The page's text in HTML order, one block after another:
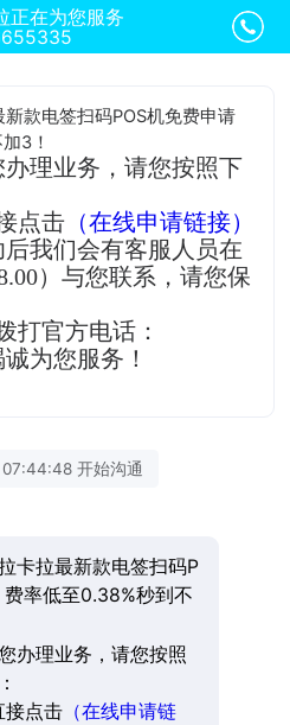
正在为您服务
款电签扫码POS机免费申请
3！
理业务，请您按照下
点击 （在线申请链接）
我们会有客服人员在
）与您联系，请您保
打官方电话：
为您服务！
开始沟通
卡拉最新款电签扫码P
率低至0.38%秒到不
办理业务，请您按照
接点击（在线申请链